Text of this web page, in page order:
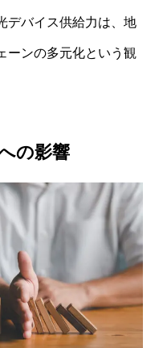
デバイス供給力は、地
ーンの多元化という観
の影響